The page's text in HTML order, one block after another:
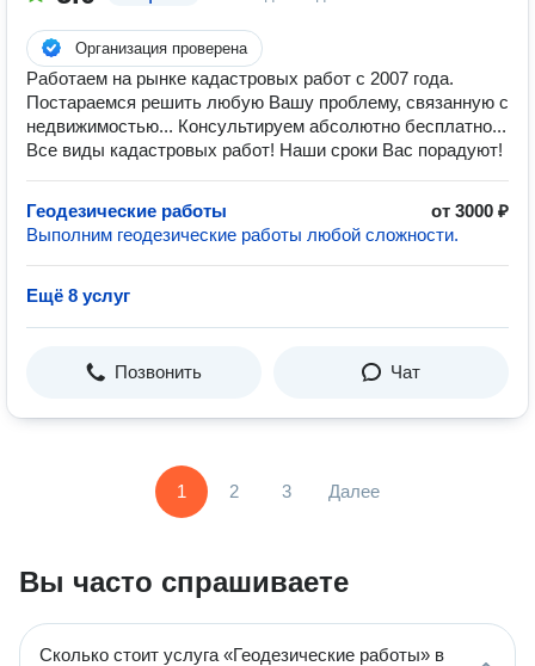
Организация проверена
Работаем на рынке кадастровых работ с 2007 года.
Постараемся решить любую Вашу проблему, связанную с
недвижимостью... Консультируем абсолютно бесплатно...
Все виды кадастровых работ! Наши сроки Вас порадуют!
Геодезические работы
от 3000 ₽
Выполним геодезические работы любой сложности.
Ещё 8 услуг
Позвонить Чат
1 2 3 Далее
Вы часто спрашиваете
Сколько стоит услуга «Геодезические работы» в